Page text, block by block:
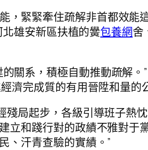
，緊緊牽住疏解非首都效能
雄安新區扶植的黌包養網舍
關系，積極自動推動疏解。
濟完成質的有用晉陞和量的
經殘局起步，各級引導班子熱
立和踐行對的政績不雅對于
、汗青查驗的實績。”